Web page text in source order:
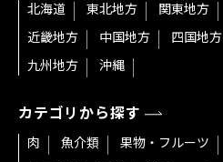
北海道 東北地方 関東地方
近畿地方
中国地方
四国地方
九州地方
沖縄
カテゴリから探す
肉 魚介類 果物・フルーツ